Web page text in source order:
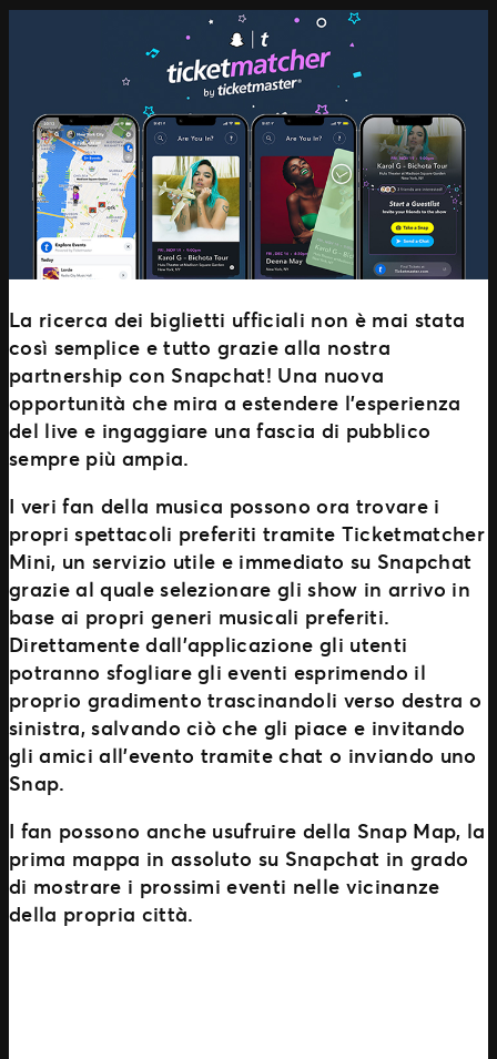
La ricerca dei biglietti ufficiali non è mai stata
così semplice e tutto grazie alla nostra
partnership con Snapchat! Una nuova
opportunità che mira a estendere l’esperienza
del live e ingaggiare una fascia di pubblico
sempre più ampia.
I veri fan della musica possono ora trovare i
propri spettacoli preferiti tramite Ticketmatcher
Mini, un servizio utile e immediato su Snapchat
grazie al quale selezionare gli show in arrivo in
base ai propri generi musicali preferiti.
Direttamente dall’applicazione gli utenti
potranno sfogliare gli eventi esprimendo il
proprio gradimento trascinandoli verso destra o
sinistra, salvando ciò che gli piace e invitando
gli amici all’evento tramite chat o inviando uno
Snap.
I fan possono anche usufruire della Snap Map, la
prima mappa in assoluto su Snapchat in grado
di mostrare i prossimi eventi nelle vicinanze
della propria città.